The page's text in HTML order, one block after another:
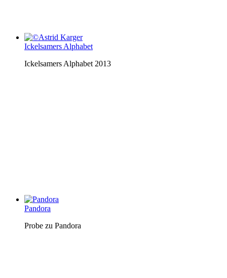
Ickelsamers Alphabet
Ickelsamers Alphabet 2013
Pandora
Probe zu Pandora